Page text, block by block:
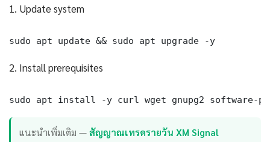
1. Update system
sudo apt update && sudo apt upgrade -y
2. Install prerequisites
sudo apt install -y curl wget gnupg2 software-
แนะนำเพิ่มเติม —สัญญาณเทรดรายวัน XM Signal